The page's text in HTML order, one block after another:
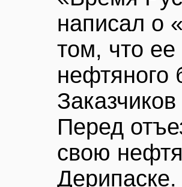
написал о
том, что ее
нефтяного
Перед
свою